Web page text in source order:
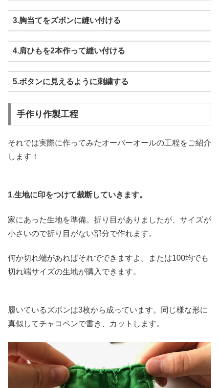
3.胸当てをズボンに縫い付ける
4.肩ひもを2本作って縫い付ける
5.ボタンに見えるように刺繍する
手作り作製工程
それでは実際に作ってみたオーバーオールの工程をご紹介
します！
1.生地に印をつけて裁断していきます。
家にあった生地を準備。折り目がありましたが、サイズが
小さいので折り目がない部分で作れます。
何か切れ端があればそれでできますよ。または100均でも
切れ端サイズの生地が購入できます。
履いているズボンは3枚から成っています。同じ様な形に
真似してチャコペンで書き、カットします。